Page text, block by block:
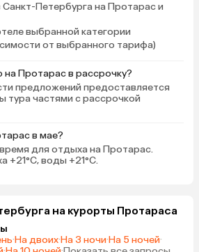
Санкт-Петербурга на Протарас и
выбранной категории
от выбранного тарифа)
на Протарас в рассрочку?
предложений предоставляется
тура частями с рассрочкой
в мае?
для отдыха на Протарас.
+21°C, воды +21°C.
на курорты Протараса
·На двоих·На 3 ночи·На 5 ночей·